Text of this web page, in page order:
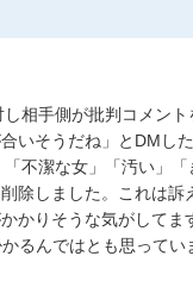
相手側が批判コメント
いそうだね」とDMし
不潔な女」「汚い」「
除しました。これは訴
かりそうな気がしてま
るんではとも思ってい